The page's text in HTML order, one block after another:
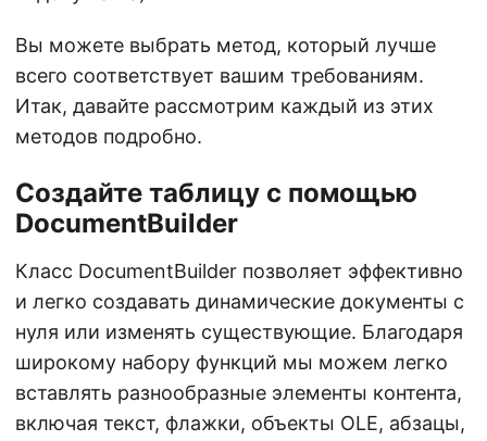
Вы можете выбрать метод, который лучше
всего соответствует вашим требованиям.
Итак, давайте рассмотрим каждый из этих
методов подробно.
Создайте таблицу с помощью
DocumentBuilder
Класс DocumentBuilder позволяет эффективно
и легко создавать динамические документы с
нуля или изменять существующие. Благодаря
широкому набору функций мы можем легко
вставлять разнообразные элементы контента,
включая текст, флажки, объекты OLE, абзацы,